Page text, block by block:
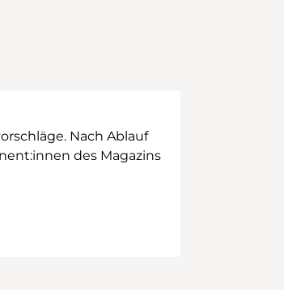
Nach Ablauf
des Magazins